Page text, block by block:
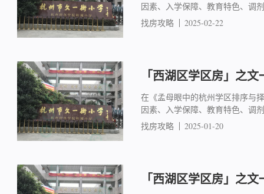
因素、入学保障、教育特色、调
找房攻略
2025-02-22
「西湖区学区房」之
在《孟母眼中的杭州学区排序与
因素、入学保障、教育特色、调
找房攻略
2025-01-20
「西湖区学区房」之